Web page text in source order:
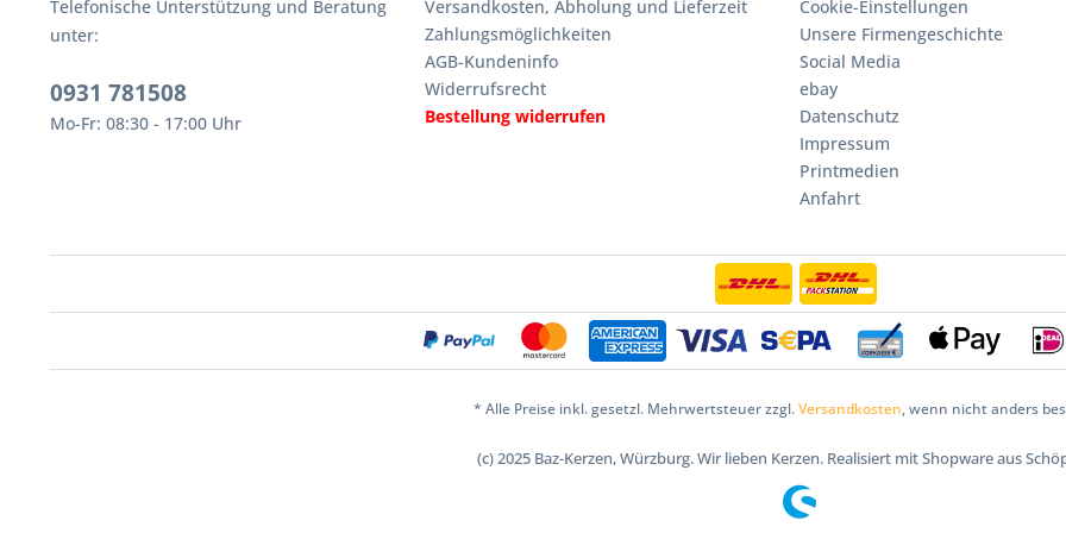
Telefonische Unterstützung und Beratung
unter:
0931 781508
Mo-Fr: 08:30 - 17:00 Uhr
Versandkosten, Abholung und Lieferzeit
Zahlungsmöglichkeiten
AGB-Kundeninfo
Widerrufsrecht
Bestellung widerrufen
Cookie-Einstellungen
Unsere Firmengeschichte
Social Media
ebay
Datenschutz
Impressum
Printmedien
Anfahrt
* Alle Preise inkl. gesetzl. Mehrwertsteuer zzgl.Versandkosten, wenn nicht anders
(c) 2025 Baz-Kerzen, Würzburg. Wir lieben Kerzen. Realisiert mit Shopware aus